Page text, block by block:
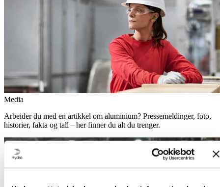
Media
Arbeider du med en artikkel om aluminium? Pressemeldinger, foto,
historier, fakta og tall – her finner du alt du trenger.